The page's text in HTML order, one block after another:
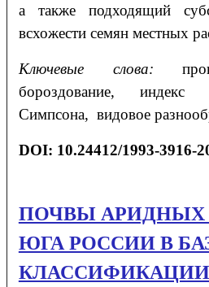
а также подходящий
всхожести семян местных
Ключевые слова:
бороздование,
Симпсона, видовое
DOI: 10.24412/1993-3916-
ПОЧВЫ АРИДНЫХ
ЮГА РОССИИ В